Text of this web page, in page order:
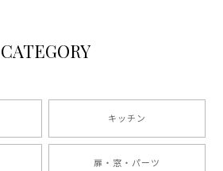
CATEGORY
キッチン
扉・窓・パーツ